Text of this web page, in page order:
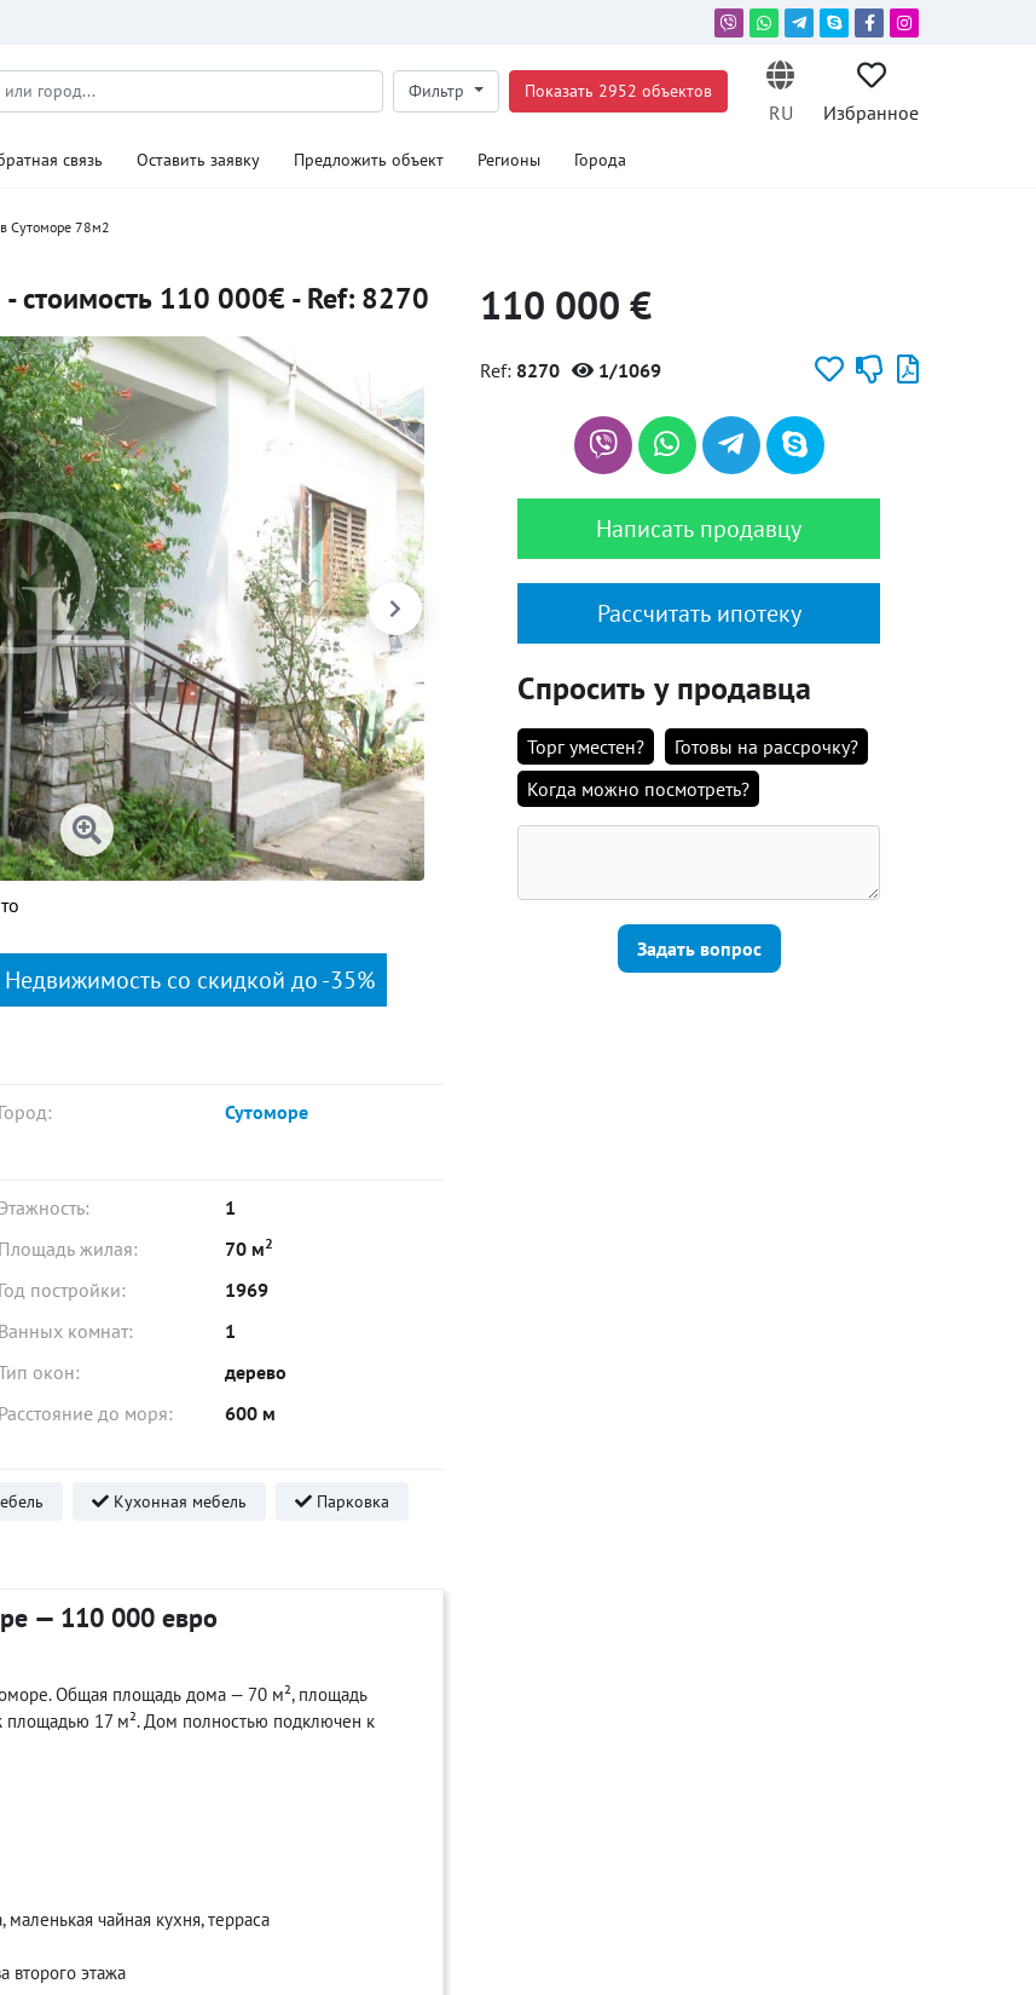
Фильтр Показать 2952 объектов
RU Избранное
связь Оставить заявку Предложить объект Регионы Города
Сутоморе 78м2
стоимость 110 000€ - Ref: 8270
Недвижимость со скидкой до -35%
Город:
Сутоморе
Этажность:
1
Площадь жилая: 70 м2
Год постройки:
1969
Ванных комнат:
1
окон:
дерево
Расстояние до моря: 600 м
Кухонная мебель Парковка
— 110 000 евро
Общая площадь дома — 70 м², площадь
площадью 17 м². Дом полностью подключен к
маленькая чайная кухня, терраса
второго этажа
110 000 €
Ref: 8270 1/1069
Написать продавцу
Рассчитать ипотеку
Спросить у продавца
Торг уместен?
Готовы на рассрочку?
Когда можно посмотреть?
Задать вопрос